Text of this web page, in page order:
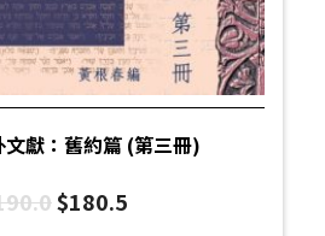
獻：舊約篇 (第三冊)
$180.5